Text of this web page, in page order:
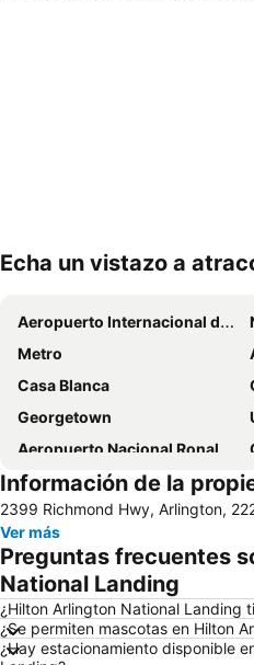
Echa un vistazo a
Aeropuerto Internacional de Washington-Dulles
Metro
Casa Blanca
Georgetown
Aeropuerto Nacional Ronald Reagan de Washington
Dupont Circle
Universidad de Georgetown
Washington Monument
Ruta de las Embajadas
George Washington's Mount Vernon Estate and Gardens
United States Holocaust Memorial Museum
Información de la
2399 Richmond Hwy, Arlington,
Ver más
Preguntas frecuentes
National Landing
¿Hilton Arlington National Landing
¿Se permiten mascotas en Hilton
¿Hay estacionamiento disponible